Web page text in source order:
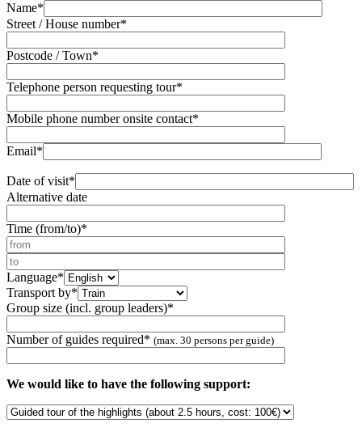
Name*
Street / House number*
Postcode / Town*
Telephone person requesting tour*
Mobile phone number onsite contact*
Email*
Date of visit*
Alternative date
Time (from/to)*
Language*
Transport by*
Group size (incl. group leaders)*
Number of guides required* (max. 30 persons per guide)
We would like to have the following support: